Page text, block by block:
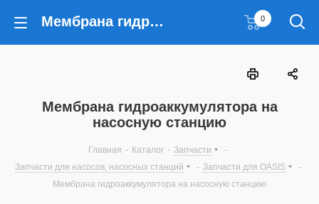
Мембрана гидроаккумулятора на насосную станцию 0
Мембрана гидроаккумулятора на
насосную станцию
Главная - Каталог - Запчасти
-
Запчасти для насосов, насосных станций
- Запчасти для OASIS
-
Мембрана гидроаккумулятора на насосную станцию